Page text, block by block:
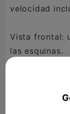
velocidad
Vista frontal:
las esquinas.
Carrocería
gordas, más